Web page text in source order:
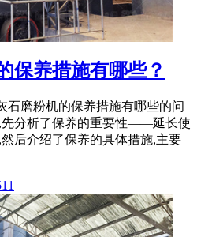
保养措施有哪些？
石磨粉机的保养措施有哪些的问
先分析了保养的重要性——延长使
后介绍了保养的具体措施,主要